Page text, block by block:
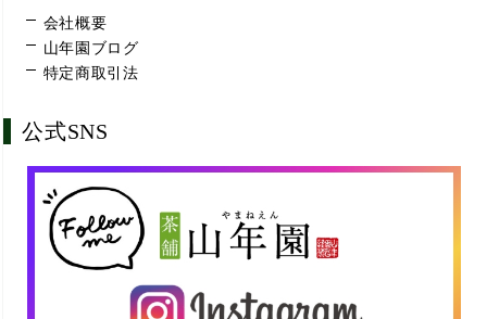
会社概要
山年園ブログ
特定商取引法
公式SNS